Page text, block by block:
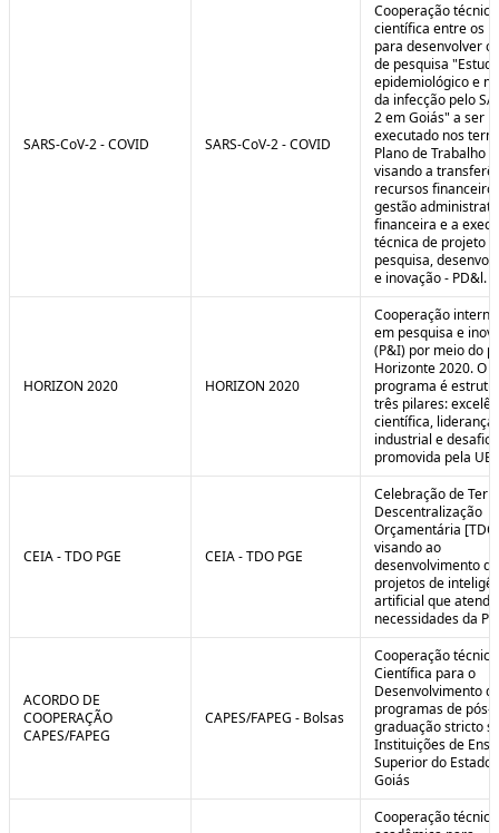
SARS-CoV-2 - COVID SARS-CoV-2 - COVID
Cooperação
científica entre os
para desenvolver o
de pesquisa "Estudo
epidemiológico e
da infecção pelo
2 em Goiás" a ser
executado nos
Plano de Trabalho
visando a
recursos
gestão
financeira e a
técnica de projeto
pesquisa,
e inovação - PD&l.
HORIZON 2020 HORIZON 2020
Cooperação
em pesquisa e
(P&I) por meio do
Horizonte 2020. O
programa é
três pilares:
científica, liderança
industrial e
promovida pela UE.
CEIA - TDO PGE CEIA - TDO PGE
Celebração de
Descentralização
Orçamentária
visando ao
desenvolvimento de
projetos de
artificial que
necessidades da
ACORDO DE
COOPERAÇÃO
CAPES/FAPEG
CAPES/FAPEG - Bolsas
Cooperação
Científica para o
Desenvolvimento
programas de pós-
graduação stricto
Instituições de
Superior do Estado
Goiás
Cooperação